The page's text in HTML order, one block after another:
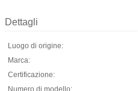
Dettagli
Luogo di origine:
Marca:
Certificazione:
Numero di modello: